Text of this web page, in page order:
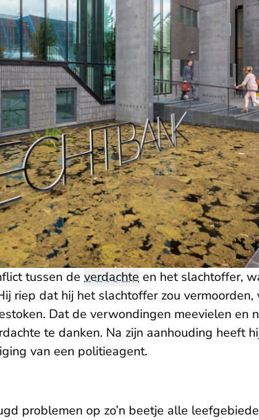
tussen de verdachte en het slachtoffer,
riep dat hij het slachtoffer zou vermoorden,
Dat de verwondingen meevielen en
te danken. Na zijn aanhouding heeft
van een politieagent.
problemen op zo’n beetje alle